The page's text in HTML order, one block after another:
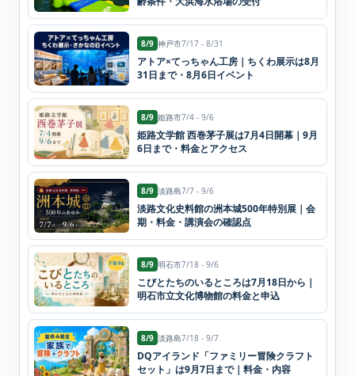
8/9 神戸市7/17 - 8/31
アトア×てっちゃん工房｜ちくわ展示は8月
31日まで・8月6日イベント
8/9 姫路市7/4 - 9/6
姫路文学館 西巻茅子展は7月4日開幕｜9月
6日まで・料金とアクセス
8/9 淡路島7/7 - 9/6
淡路文化史料館の洲本城500年特別展｜会
期・料金・講演会の確認点
8/9 明石市7/18 - 9/6
こびとたちのいるところは7月18日から｜
明石市立文化博物館の料金と申込
8/9 淡路島7/18 - 9/7
DQアイランド「ファミリー冒険クラフト
セット」は9月7日まで｜料金・内容